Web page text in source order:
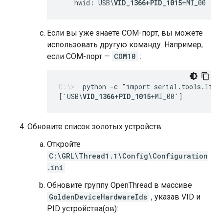
    hwid: USB\
VID_1366+PID_1015+MI_00
Если вы уже знаете COM-порт, вы можете
использовать другую команду. Например,
если COM-порт — COM10 :
python -c "import
['USB\VID_1366+PID_1015+MI_00']
Обновите список золотых устройств:
Откройте
C:\GRL\Thread1.1\Config\Configuration
.ini .
Обновите группу OpenThread в массиве
GoldenDeviceHardwareIds , указав VID и
PID устройства(ов):